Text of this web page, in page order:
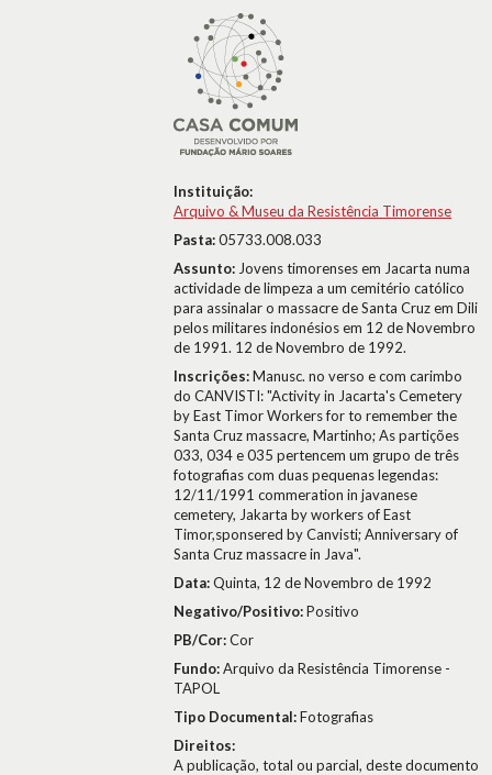
Instituição:
Arquivo & Museu da Resistência Timorense
Pasta:05733.008.033
Assunto: Jovens timorenses em Jacarta numa
actividade de limpeza a um cemitério católico
para assinalar o massacre de Santa Cruz em Dili
pelos militares indonésios em 12 de Novembro
de 1991. 12 de Novembro de 1992.
Inscrições:Manusc. no verso e com carimbo
do CANVISTI: "Activity in Jacarta's Cemetery
by East Timor Workers for to remember the
Santa Cruz massacre, Martinho; As partições
033, 034 e 035 pertencem um grupo de três
fotografias com duas pequenas legendas:
12/11/1991 commeration in javanese
cemetery, Jakarta by workers of East
Timor,sponsered by Canvisti; Anniversary of
Santa Cruz massacre in Java".
Data:Quinta, 12 de Novembro de 1992
Negativo/Positivo:Positivo
PB/Cor:Cor
Fundo:Arquivo da Resistência Timorense -
TAPOL
Tipo Documental:Fotografias
Direitos:
A publicação, total ou parcial, deste documento